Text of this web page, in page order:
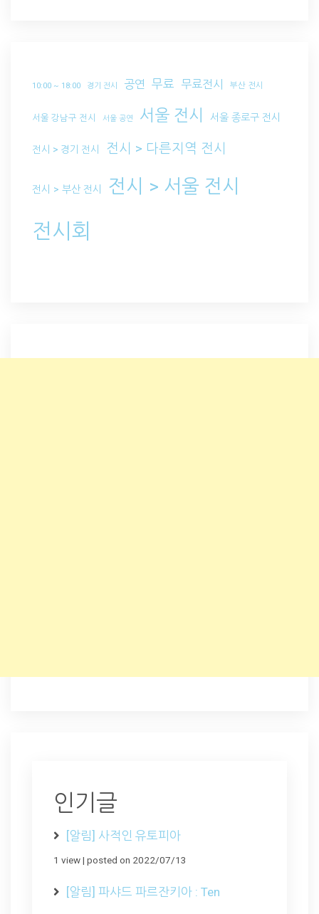
10:00 ~ 18:00 경기 전시 공연 무료 무료전시 부산 전시
서울 강남구 전시 서울 공연 서울 전시 서울 종로구 전시
전시 > 경기 전시 전시 > 다른지역 전시
전시 > 부산 전시 전시 > 서울 전시
전시회
인기글
[알림] 사적인 유토피아
1 view| posted on 2022/07/13
[알림] 파샤드 파르잔키아 : Ten